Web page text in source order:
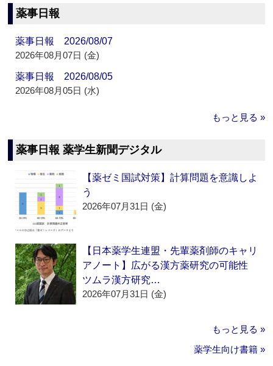
薬事日報
薬事日報 2026/08/07
2026年08月07日 (金)
薬事日報 2026/08/05
2026年08月05日 (水)
もっと見る »
薬事日報 薬学生新聞デジタル
【薬ゼミ国試対策】計算問題を意識しよ
う
2026年07月31日 (金)
【日本薬学生連盟・先輩薬剤師のキャリ
アノート】広がる漢方薬研究の可能性
ツムラ漢方研究…
2026年07月31日 (金)
もっと見る »
薬学生向け書籍 »